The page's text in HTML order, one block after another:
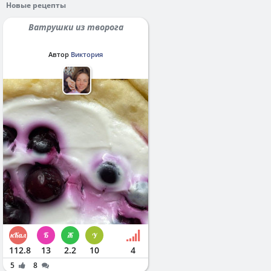
Новые рецепты
Ватрушки из творога
Автор Виктория
112.8 13 2.2 10 4
5 8